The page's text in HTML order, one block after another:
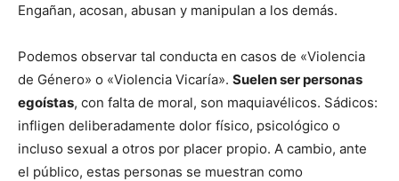
Engañan, acosan, abusan y manipulan a los demás.
Podemos observar tal conducta en casos de «Violencia
de Género» o «Violencia Vicaría». Suelen ser personas
egoístas, con falta de moral, son maquiavélicos. Sádicos:
infligen deliberadamente dolor físico, psicológico o
incluso sexual a otros por placer propio. A cambio, ante
el público, estas personas se muestran como